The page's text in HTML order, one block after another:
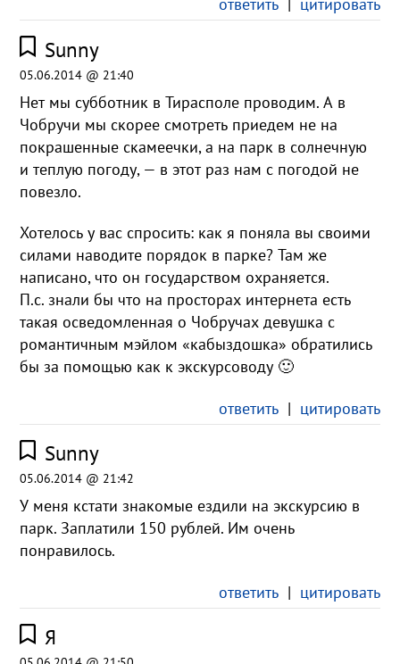
ответить| цитировать
Sunny
05.06.2014 @ 21:40
Нет мы субботник в Тирасполе проводим. А в
Чобручи мы скорее смотреть приедем не на
покрашенные скамеечки, а на парк в солнечную
и теплую погоду, — в этот раз нам с погодой не
повезло.
Хотелось у вас спросить: как я поняла вы своими
силами наводите порядок в парке? Там же
написано, что он государством охраняется.
П.с. знали бы что на просторах интернета есть
такая осведомленная о Чобручах девушка с
романтичным мэйлом «кабыздошка» обратились
бы за помощью как к экскурсоводу 🙂
ответить| цитировать
Sunny
05.06.2014 @ 21:42
У меня кстати знакомые ездили на экскурсию в
парк. Заплатили 150 рублей. Им очень
понравилось.
ответить| цитировать
Я